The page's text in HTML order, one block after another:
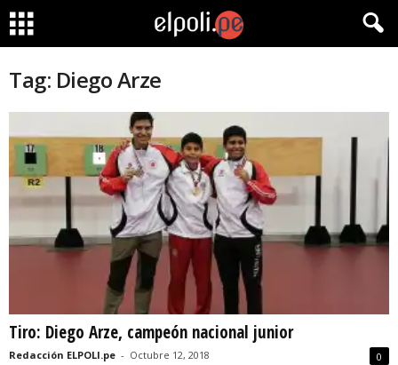
Tag: Diego Arze
Tiro: Diego Arze, campeón nacional junior
Redacción ELPOLI.pe - Octubre 12, 2018 0